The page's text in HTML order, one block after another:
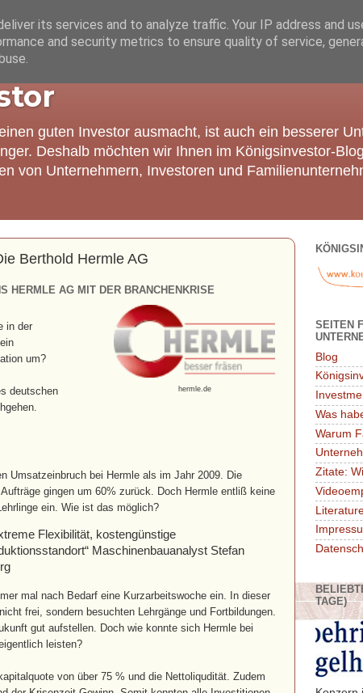
guten Investor ausmacht, ist auch ein besserer
Deshalb möchten wir Ihnen im Königsinvestor-
von Unternehmern, Investoren und
Berthold Hermle AG
HERMLE AG MIT DER BRANCHENKRISE
hermle.de
in der
um?
deutschen
Umsatzeinbruch bei Hermle als im Jahr 2009. Die
gingen um 60% zurück. Doch Hermle entliß keine
ein. Wie ist das möglich?
Flexibilität, kostengünstige
Maschinenbauanalyst Stefan
mal nach Bedarf eine Kurzarbeitswoche ein. In dieser
frei, sondern besuchten Lehrgänge und Fortbildungen.
gut aufstellen. Doch wie konnte sich Hermle bei
leisten?
von über 75 % und die Nettoliqudität. Zudem
SEITEN
Blog
Was
Warum
Zitate:
TAGE)
its services and to analyze traffic. Your IP address and
and security metrics to ensure quality of service,